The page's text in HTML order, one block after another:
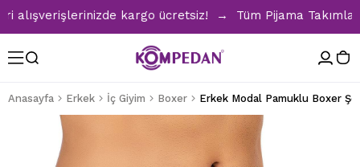
kargo ücretsiz! → Tüm Pijama
Anasayfa Erkek İç Giyim Boxer Erkek Modal Pamuklu Boxer